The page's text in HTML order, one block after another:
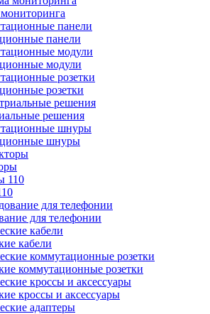
панели
модули
розетки
решения
шнуры
для телефонии
кабели
коммутационные розетки
кроссы и аксессуары